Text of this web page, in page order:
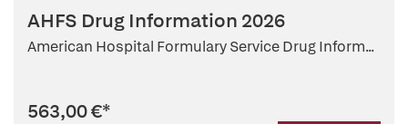
AHFS Drug Information 2026
American Hospital Formulary Service Drug Inform...
563,00 €*